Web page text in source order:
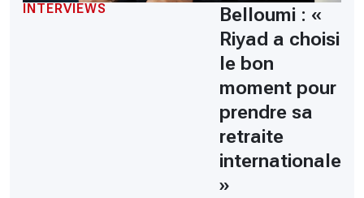
INTERVIEWS
Belloumi : «
Riyad a choisi
le bon
moment pour
prendre sa
retraite
internationale
»